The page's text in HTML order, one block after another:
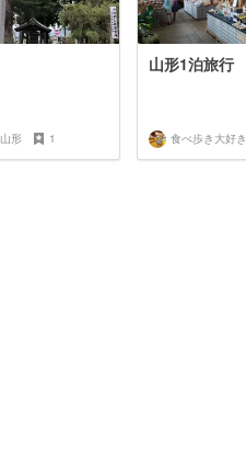
山形 1
山形1泊旅行
食べ歩き大好き